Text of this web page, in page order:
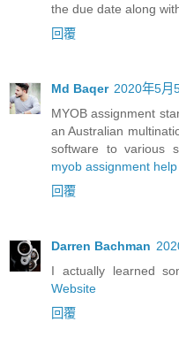
the due date along
回覆
Md Baqer 2020年5月
MYOB assignment
an Australian
software to various
myob assignment help
回覆
Darren Bachman
I actually learned
Website
回覆